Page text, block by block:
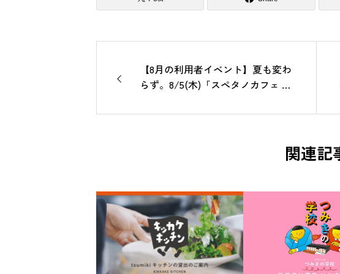
【8月の利用者イベント】夏も変わ
らず。8/5(木)「スペタノカフェ in
関連記